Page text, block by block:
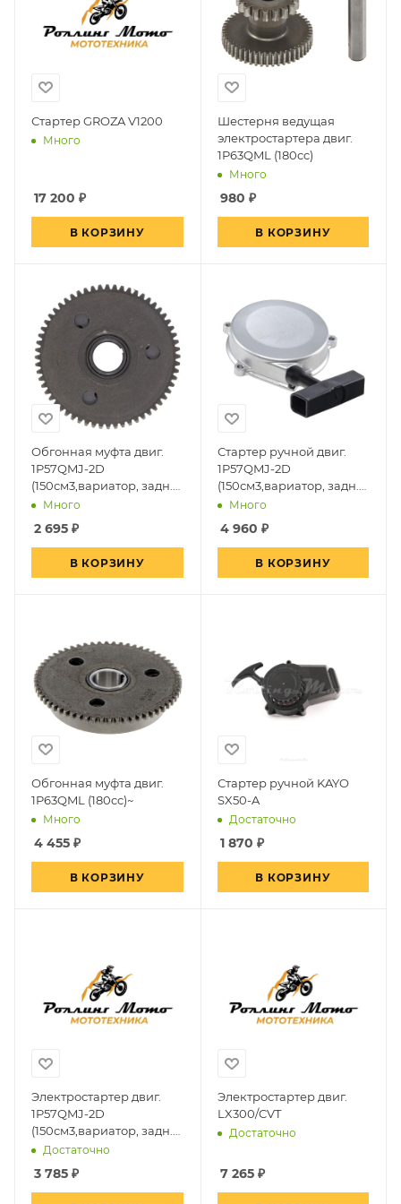
Стартер GROZA V1200
Много
17 200 ₽
В КОРЗИНУ
Шестерня ведущая
электростартера двиг.
1P63QML (180cc)
Много
980 ₽
В КОРЗИНУ
Обгонная муфта двиг.
1P57QMJ-2D
(150см3,вариатор, задн.
ход)~
Много
2 695 ₽
В КОРЗИНУ
Стартер ручной двиг.
1P57QMJ-2D
(150см3,вариатор, задн.
ход)Много
4 960 ₽
В КОРЗИНУ
Обгонная муфта двиг.
1P63QML (180cc)~
Много
4 455 ₽
В КОРЗИНУ
Стартер ручной KAYO
SX50-A
Достаточно
1 870 ₽
В КОРЗИНУ
Электростартер двиг.
1P57QMJ-2D
(150см3,вариатор, задн.
ход)Достаточно
3 785 ₽
Электростартер двиг.
LX300/CVT
Достаточно
7 265₽